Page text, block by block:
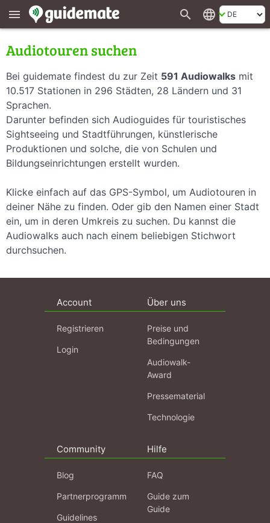
menu search language
Audiotouren suchen
Bei guidemate findest du zur Zeit 591 Audiowalks mit
10.517 Stationen in 296 Städten, 28 Ländern und 31
Sprachen.
Darunter befinden sich Audioguides für touristisches
Sightseeing und Stadtführungen, künstlerische
Produktionen und solche, die von Schulen und
Bildungseinrichtungen erstellt wurden.
Klicke einfach auf das GPS-Symbol, um Audiotouren in
deiner Nähe zu finden. Oder gib den Namen einer Stadt
ein, um in deren Umkreis zu suchen. Du kannst die
Audiowalks auch nach einem beliebigen Stichwort
durchsuchen.
Account
Registrieren
Login
Über uns
Preise und
Bedingungen
Audiowalk-
Award
Pressematerial
Technologie
Community
Blog
Partnerprogramm
Guidelines
Hilfe
FAQ
Guide zum
Guide